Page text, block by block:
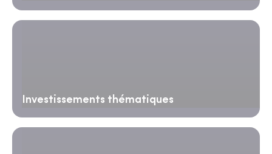
Investissements thématiques